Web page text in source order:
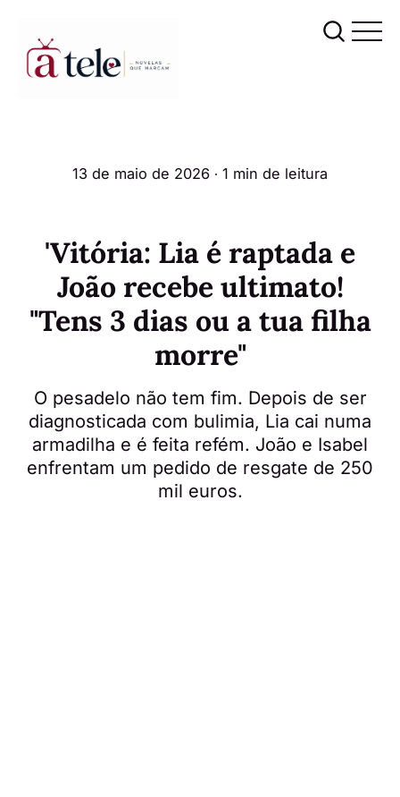
13 de maio de 2026 ∙ 1 min de leitura
'Vitória: Lia é raptada e
João recebe ultimato!
"Tens 3 dias ou a tua filha
morre"
O pesadelo não tem fim. Depois de ser
diagnosticada com bulimia, Lia cai numa
armadilha e é feita refém. João e Isabel
enfrentam um pedido de resgate de 250
mil euros.